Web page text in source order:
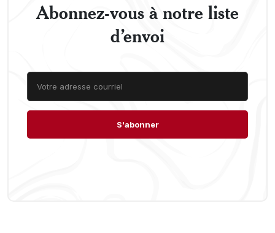
Abonnez-vous à notre liste
d’envoi